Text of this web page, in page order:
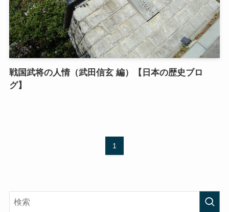
戦国武将の人情（武田信玄 編）【日本の歴史ブロ
グ】
1